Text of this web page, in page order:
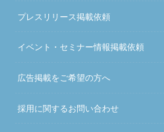
プレスリリース掲載依頼
イベント・セミナー情報掲載依頼
広告掲載をご希望の方へ
採用に関するお問い合わせ